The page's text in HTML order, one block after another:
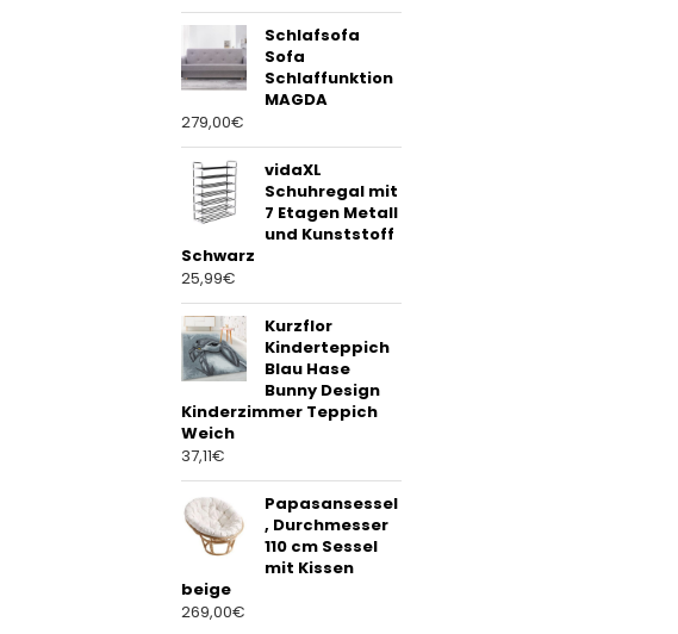
Schlafsofa
Sofa
Schlaffunktion
MAGDA
279,00€
vidaXL
Schuhregal mit
7 Etagen Metall
und Kunststoff
Schwarz
25,99€
Kurzflor
Kinderteppich
Blau Hase
Bunny Design
Kinderzimmer Teppich
Weich
37,11€
Papasansessel
, Durchmesser
110 cm Sessel
mit Kissen
beige
269,00€